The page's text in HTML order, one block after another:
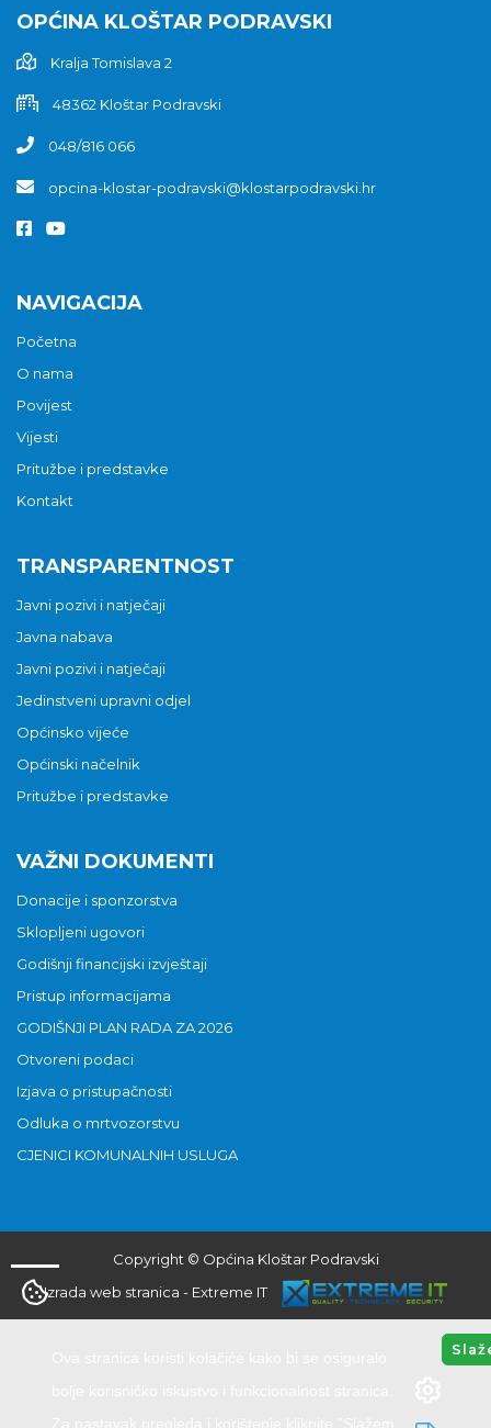
OPĆINA KLOŠTAR PODRAVSKI
Kralja Tomislava 2
48362 Kloštar Podravski
048/816 066
opcina-klostar-podravski@klostarpodravski.hr
NAVIGACIJA
Početna
O nama
Povijest
Vijesti
Pritužbe i predstavke
Kontakt
TRANSPARENTNOST
Javni pozivi i natječaji
Javna nabava
Javni pozivi i natječaji
Jedinstveni upravni odjel
Općinsko vijeće
Općinski načelnik
Pritužbe i predstavke
VAŽNI DOKUMENTI
Donacije i sponzorstva
Sklopljeni ugovori
Godišnji financijski izvještaji
Pristup informacijama
GODIŠNJI PLAN RADA ZA 2026
Otvoreni podaci
Izjava o pristupačnosti
Odluka o mrtvozorstvu
CJENICI KOMUNALNIH USLUGA
Copyright © Općina Kloštar Podravski
Izrada web stranica - Extreme IT